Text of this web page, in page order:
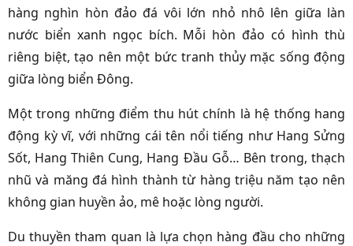
hàng nghìn hòn đảo đá vôi lớn nhỏ nhô lên giữa làn
nước biển xanh ngọc bích. Mỗi hòn đảo có hình thù
riêng biệt, tạo nên một bức tranh thủy mặc sống động
giữa lòng biển Đông.
Một trong những điểm thu hút chính là hệ thống hang
động kỳ vĩ, với những cái tên nổi tiếng như Hang Sửng
Sốt, Hang Thiên Cung, Hang Đầu Gỗ… Bên trong, thạch
nhũ và măng đá hình thành từ hàng triệu năm tạo nên
không gian huyền ảo, mê hoặc lòng người.
Du thuyền tham quan là lựa chọn hàng đầu cho những